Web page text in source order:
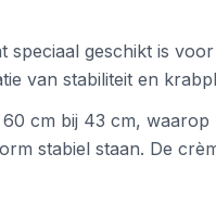
speciaal geschikt is
van stabiliteit en
cm bij 43 cm,
stabiel staan. De